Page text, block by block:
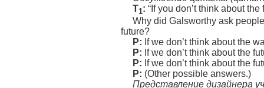
T1: “If you don’t think about
Why did Galsworthy ask
future?
P: If we don’t think about the
P: If we don’t think about the
P: If we don’t think about the
P: (Other possible answers.)
Представление дизайнера